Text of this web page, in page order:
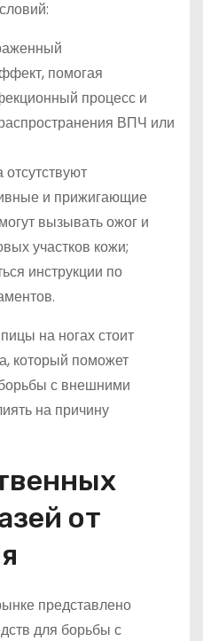
помогая
процесс и
ВПЧ или
отсутствуют
и прижигающие
вызывать ожог и
участков кожи;
инструкции по
на ногах стоит
который поможет
с внешними
на причину
от
представлено
для борьбы с